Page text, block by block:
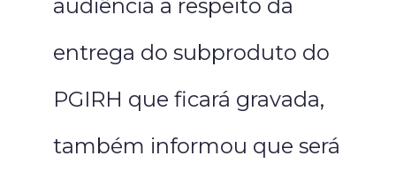
audiência a respeito da
entrega do subproduto do
PGIRH que ficará gravada,
também informou que será